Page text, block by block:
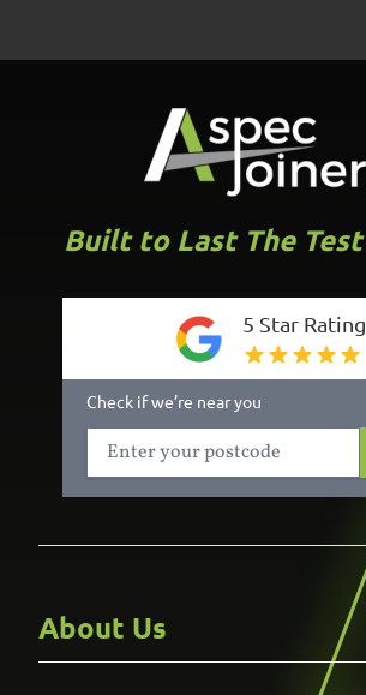
Built to Last The
5 Star Rating
Check if we’re near you
About Us